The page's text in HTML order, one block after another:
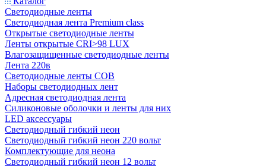
Светодиодные ленты
Светодиодная лента Premium class
Открытые светодиодные ленты
Ленты открытые CRI>98 LUX
Влагозащищенные светодиодные ленты
Лента 220в
Светодиодные ленты COB
Наборы светодиодных лент
Адресная светодиодная лента
Силиконовые оболочки и ленты для них
LED аксессуары
Светодиодный гибкий неон
Светодиодный гибкий неон 220 вольт
Комплектующие для неона
Светодиодный гибкий неон 12 вольт